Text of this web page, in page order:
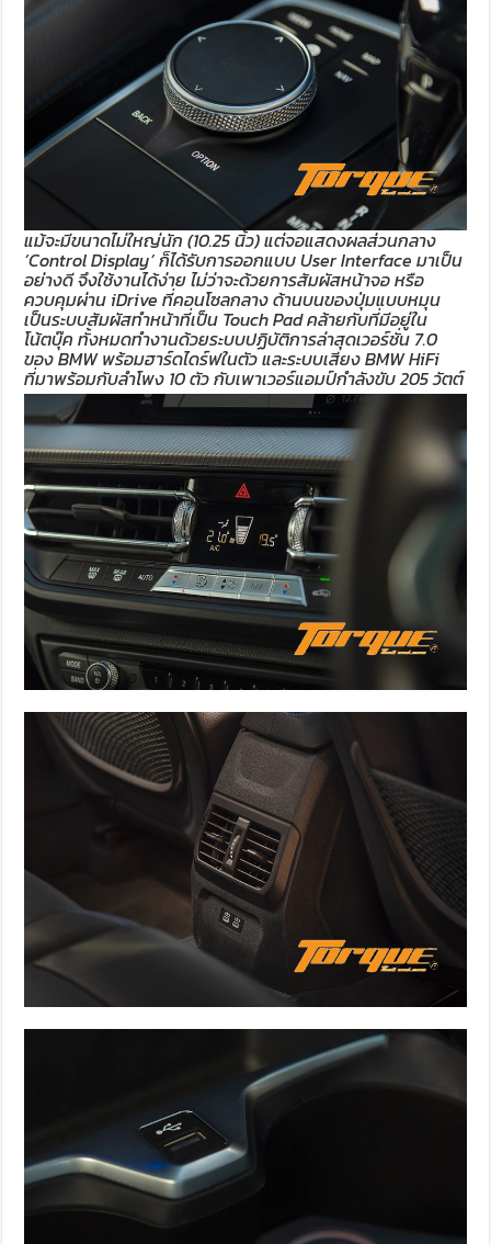
แม้จะมีขนาดไม่ใหญ่นัก (10.25 นิ้ว) แต่จอแสดงผลส่วนกลาง
‘Control Display’ ก็ได้รับการออกแบบ User Interface มาเป็น
อย่างดี จึงใช้งานได้ง่าย ไม่ว่าจะด้วยการสัมผัสหน้าจอ หรือ
ควบคุมผ่าน iDrive ที่คอนโซลกลาง ด้านบนของปุ่มแบบหมุน
เป็นระบบสัมผัสทำหน้าที่เป็น Touch Pad คล้ายกับที่มีอยู่ใน
โน้ตบุ๊ค ทั้งหมดทำงานด้วยระบบปฏิบัติการล่าสุดเวอร์ชั่น 7.0
ของ BMW พร้อมฮาร์ดไดร์ฟในตัว และระบบเสียง BMW HiFi
ที่มาพร้อมกับลำโพง 10 ตัว กับเพาเวอร์แอมป์กำลังขับ 205 วัตต์